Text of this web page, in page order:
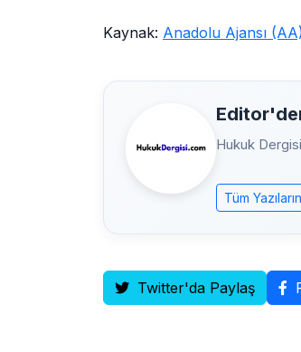
Kaynak: Anadolu Ajansı
Hukuk
Tüm
Twitter'da Paylaş